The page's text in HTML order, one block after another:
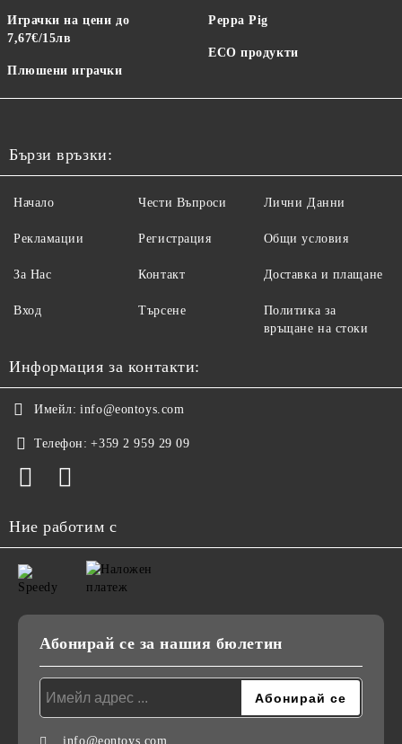
Играчки на цени до
7,67€/15лв
Плюшени играчки
Peppa Pig
ECO продукти
Бързи връзки:
Начало
Рекламации
За Нас
Вход
Чести Въпроси
Регистрация
Контакт
Търсене
Лични Данни
Общи условия
Доставка и плащане
Политика за
връщане на стоки
Информация за контакти:
Имейл: info@eontoys.com
Телефон: +359 2 959 29 09
Ние работим с
Абонирай се за нашия бюлетин
info@eontoys.com